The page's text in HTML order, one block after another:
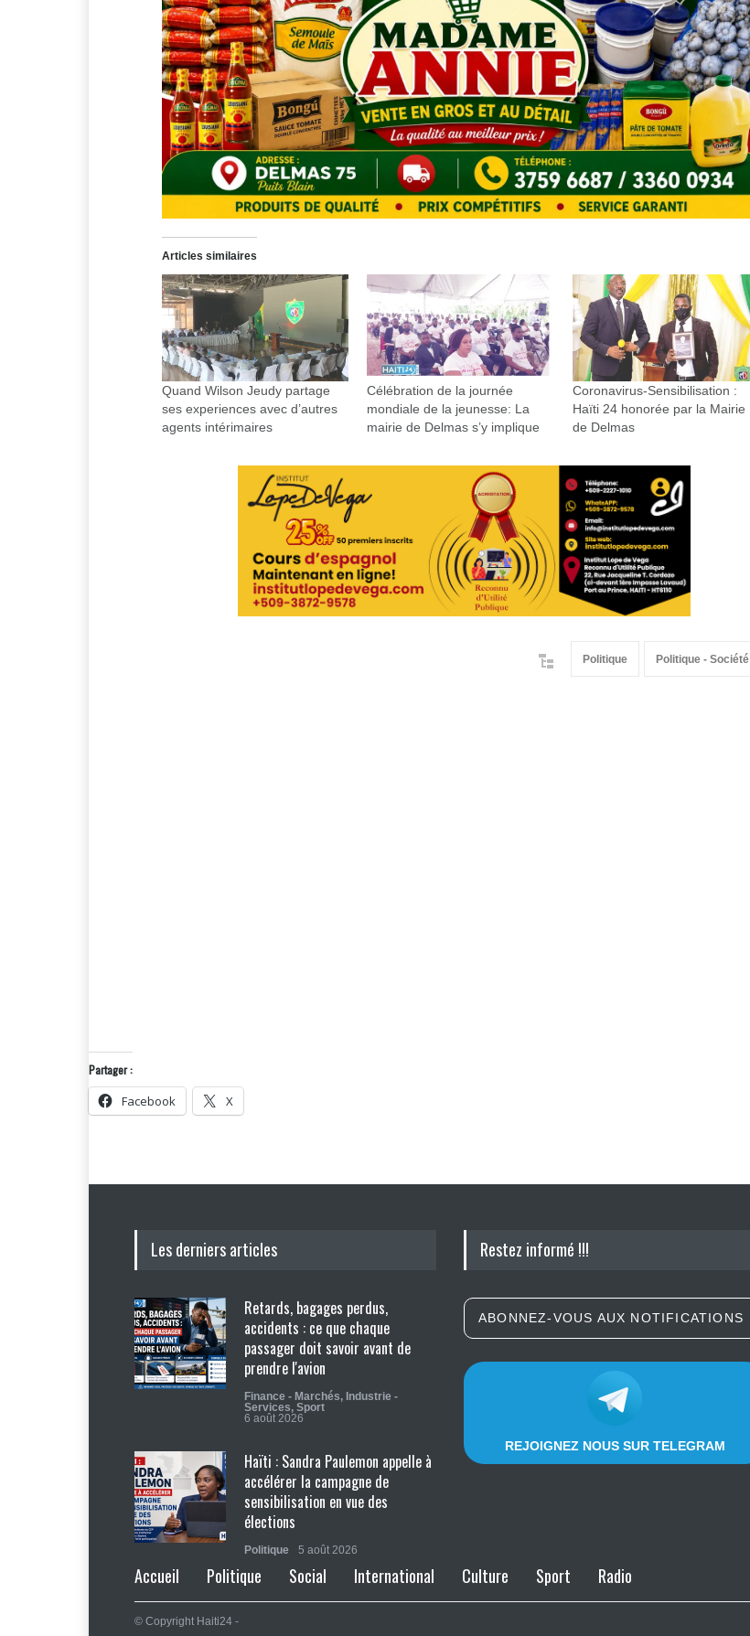
Articles similaires
Quand Wilson Jeudy partage
ses experiences avec d’autres
agents intérimaires
Célébration de la journée
mondiale de la jeunesse: La
mairie de Delmas s’y implique
Coronavirus-Sensibilisation :
Haïti 24 honorée par la Mairie
de Delmas
Politique Politique - Société
Partager :
Facebook X
Les derniers articles
Retards, bagages perdus,
accidents : ce que chaque
passager doit savoir avant de
prendre l'avion
Finance - Marchés, Industrie -
Services, Sport
6 août 2026
Haïti : Sandra Paulemon appelle à
accélérer la campagne de
sensibilisation en vue des
élections
Politique 5 août 2026
Appuyé par les États-Unis, le
Restez informé !!!
ABONNEZ-VOUS AUX NOTIFICATIONS
REJOIGNEZ NOUS SUR TELEGRAM
Accueil Politique Social International Culture Sport Radio
© Copyright Haiti24 -